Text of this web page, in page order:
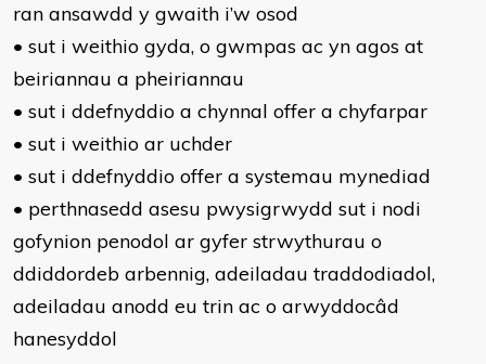
ran ansawdd y gwaith i’w osod
• sut i weithio gyda, o gwmpas ac yn agos at
beiriannau a pheiriannau
• sut i ddefnyddio a chynnal offer a chyfarpar
• sut i weithio ar uchder
• sut i ddefnyddio offer a systemau mynediad
• perthnasedd asesu pwysigrwydd sut i nodi
gofynion penodol ar gyfer strwythurau o
ddiddordeb arbennig, adeiladau traddodiadol,
adeiladau anodd eu trin ac o arwyddocâd
hanesyddol